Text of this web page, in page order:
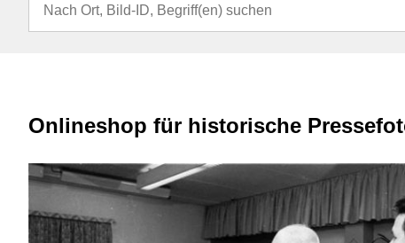
Onlineshop für historische